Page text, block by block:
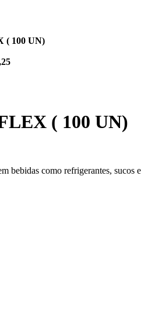
( 100 UN)
( 100 UN)
bebidas como refrigerantes, sucos e